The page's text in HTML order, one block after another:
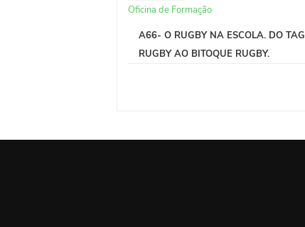
Oficina de Formação
A66- O RUGBY NA ESCOLA. DO TAG
RUGBY AO BITOQUE RUGBY.